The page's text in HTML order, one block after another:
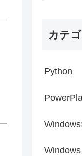
カテ
Python
Windows